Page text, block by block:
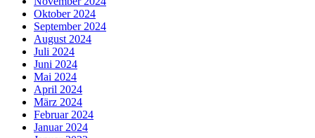
Oktober 2024
September 2024
August 2024
Juli 2024
Juni 2024
Mai 2024
April 2024
März 2024
Februar 2024
Januar 2024